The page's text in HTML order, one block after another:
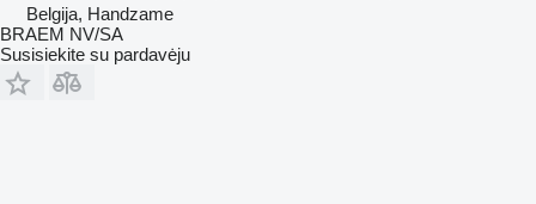
Belgija, Handzame
BRAEM NV/SA
Susisiekite su pardavėju